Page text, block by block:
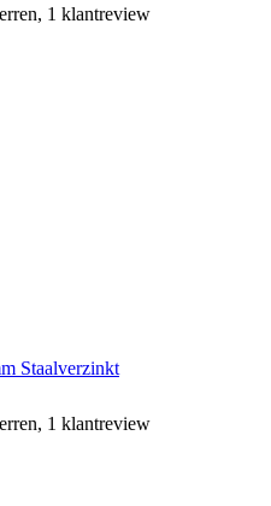
1 klantreview
Staalverzinkt
1 klantreview